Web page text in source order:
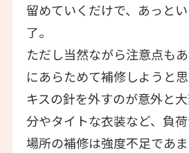
留めていくだけで、あっと
了。
ただし当然ながら注意点も
にあらためて補修しようと
キスの針を外すのが意外と
分やタイトな衣装など、負
場所の補修は強度不足であ